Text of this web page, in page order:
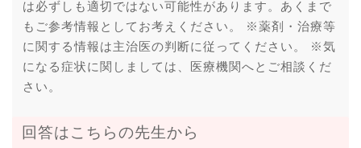
は必ずしも適切ではない可能性があります。あくまで
もご参考情報としてお考えください。 ※薬剤・治療等
に関する情報は主治医の判断に従ってください。 ※気
になる症状に関しましては、医療機関へとご相談くだ
さい。
回答はこちらの先生から